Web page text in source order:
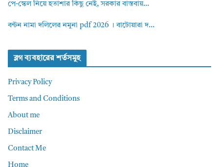
পে-স্কেল নিয়ে হতাশার কিছু নেই, সরকার বাস্তবায়...
বন্টন নামা দলিলের নমুনা pdf 2026 । বাটোয়ারা দ...
ব্লগ ব্যবহারের শর্তসমুহ
Privacy Policy
Terms and Conditions
About me
Disclaimer
Contact Me
Home